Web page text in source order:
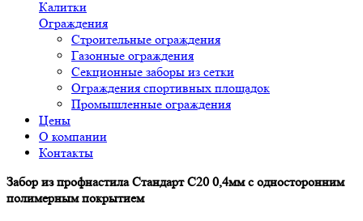
Калитки
Ограждения
Строительные ограждения
Газонные ограждения
Секционные заборы из сетки
Ограждения спортивных площадок
Промышленные ограждения
Цены
О компании
Контакты
Забор из профнастила Стандарт С20 0,4мм с односторонним
полимерным покрытием